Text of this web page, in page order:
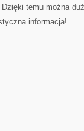
temu można
informacja!